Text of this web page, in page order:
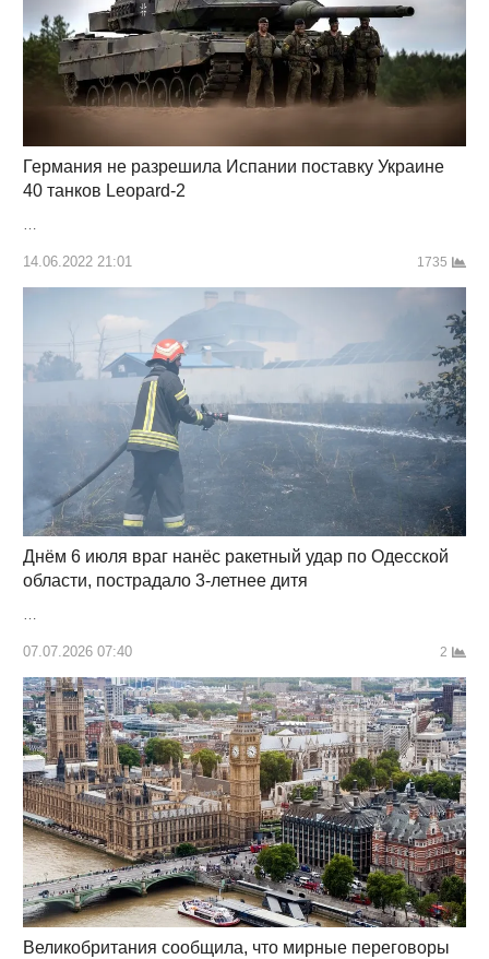
Германия не разрешила Испании поставку Украине
40 танков Leopard-2
…
14.06.2022 21:01 1735
Днём 6 июля враг нанёс ракетный удар по Одесской
области, пострадало 3-летнее дитя
…
07.07.2026 07:40 2
Великобритания сообщила, что мирные переговоры